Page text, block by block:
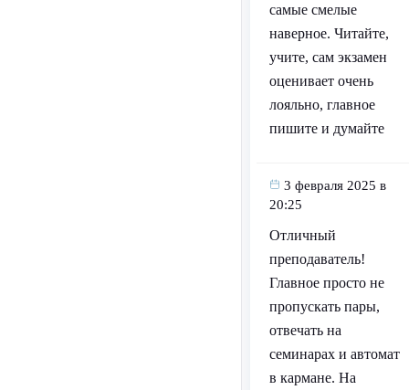
самые смелые
наверное. Читайте,
учите, сам экзамен
оценивает очень
лояльно, главное
пишите и думайте
3 февраля 2025 в
20:25
Отличный
преподаватель!
Главное просто не
пропускать пары,
отвечать на
семинарах и автомат
в кармане. На